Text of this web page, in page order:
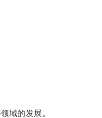
域的发展。